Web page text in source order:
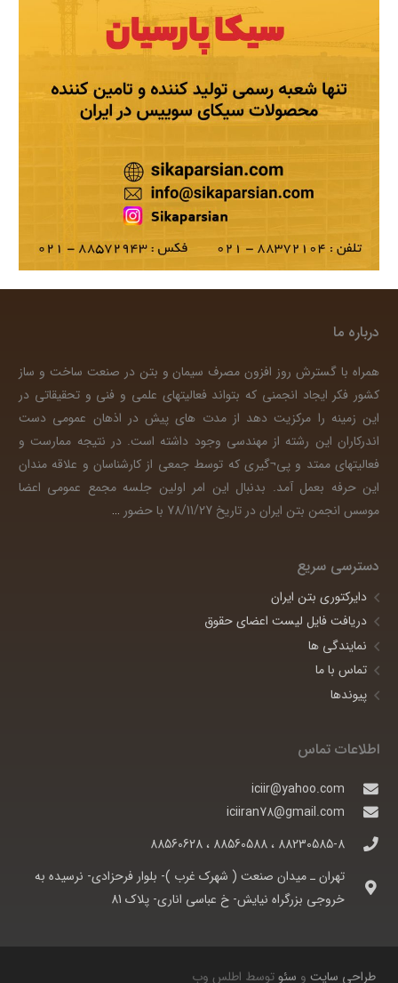
درباره ما
همراه با گسترش روز افزون مصرف سیمان و بتن در صنعت ساخت و ساز
کشور فکر ایجاد انجمنی که بتواند فعالیتهای علمی و فنی و تحقیقاتی در
این زمینه را مرکزیت دهد از مدت های پیش در اذهان عمومی دست
اندرکاران این رشته از مهندسی وجود داشته است. در نتیجه ممارست و
فعالیتهای ممتد و پی¬گیری که توسط جمعی از کارشناسان و علاقه مندان
این حرفه بعمل آمد. بدنبال این امر اولین جلسه مجمع عمومی اعضا
موسس انجمن بتن ایران در تاریخ 78/11/27 با حضور
…
دسترسی سریع
دایرکتوری بتن ایران
دریافت فایل لیست اعضای حقوق
نمایندگی ها
تماس با ما
پیوندها
اطلاعات تماس
iciir@yahoo.com
iciiran78@gmail.com
88230585-8 ، 88560588 ، 88560628
تهران ـ ميدان صنعت ( شهرک غرب )- بلوار فرحزادی- نرسيده به
خروجی بزرگراه نيايش- خ عباسی اناری- پلاک 81
طراحی سایت و سئوتوسط اطلس وب